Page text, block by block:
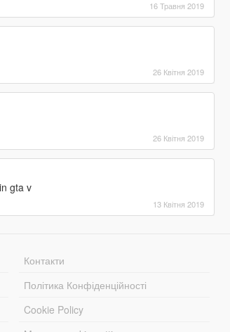
16 Травня 2019
26 Квітня 2019
26 Квітня 2019
gta v
13 Квітня 2019
Контакти
Політика Конфіденційності
Cookie Policy